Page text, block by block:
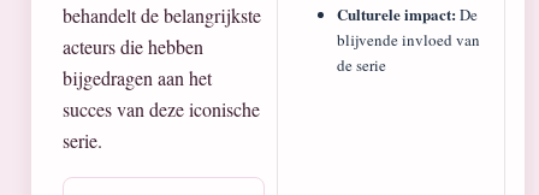
behandelt de belangrijkste
acteurs die hebben
bijgedragen aan het
succes van deze iconische
serie.
Culturele impact: De
blijvende invloed van
de serie